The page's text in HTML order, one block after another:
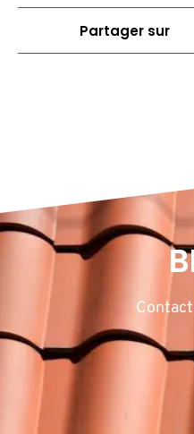
Partager sur